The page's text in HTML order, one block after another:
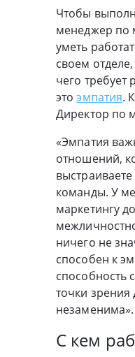
Чтобы
менеджер по
уметь
своем
чего
этоэмпатия.
Директор по
«Эмпатия
отношений,
команды. У
маркетингу
ничего не
способен к
способность
точки
незаменима».
С кем